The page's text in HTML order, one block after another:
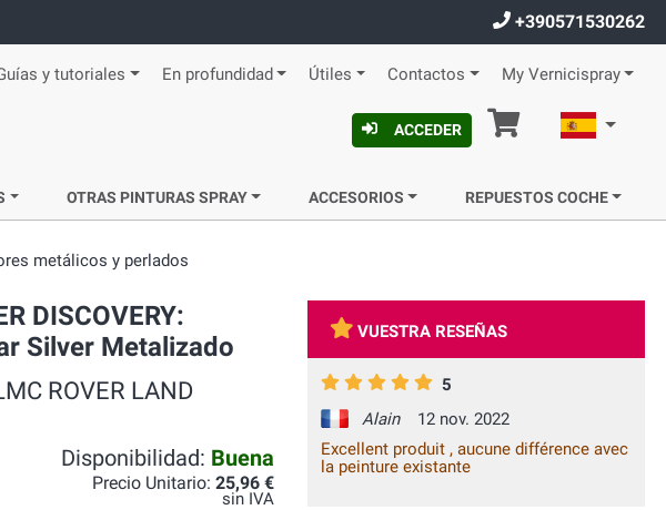
+390571530262
y tutoriales En profundidad Útiles Contactos My Vernicispray
ACCEDER Cesta Español
OTRAS PINTURAS SPRAY ACCESORIOS REPUESTOS COCHE
metálicos y perlados
DISCOVERY:
Silver Metalizado
ROVER LAND
Disponibilidad: Buena
Precio Unitario: 25,96 €
sin IVA
VUESTRA RESEÑAS
5
Alain
12 nov. 2022
Excellent produit , aucune différence avec
la peinture existante